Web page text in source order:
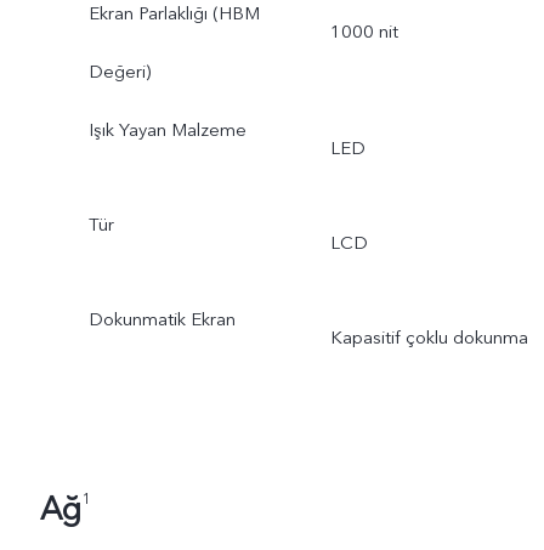
Ekran Parlaklığı (HBM
Değeri)
1000 nit
Işık Yayan Malzeme
LED
Tür
LCD
Dokunmatik Ekran
Kapasitif çoklu dokunma
Ağ1